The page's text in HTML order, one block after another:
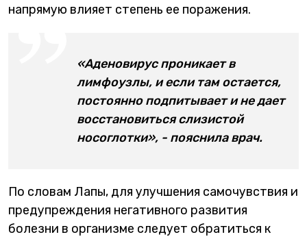
напрямую влияет степень ее поражения.
«Аденовирус проникает в
лимфоузлы, и если там остается,
постоянно подпитывает и не дает
восстановиться слизистой
носоглотки», - пояснила врач.
По словам Лапы, для улучшения самочувствия и
предупреждения негативного развития
болезни в организме следует обратиться к